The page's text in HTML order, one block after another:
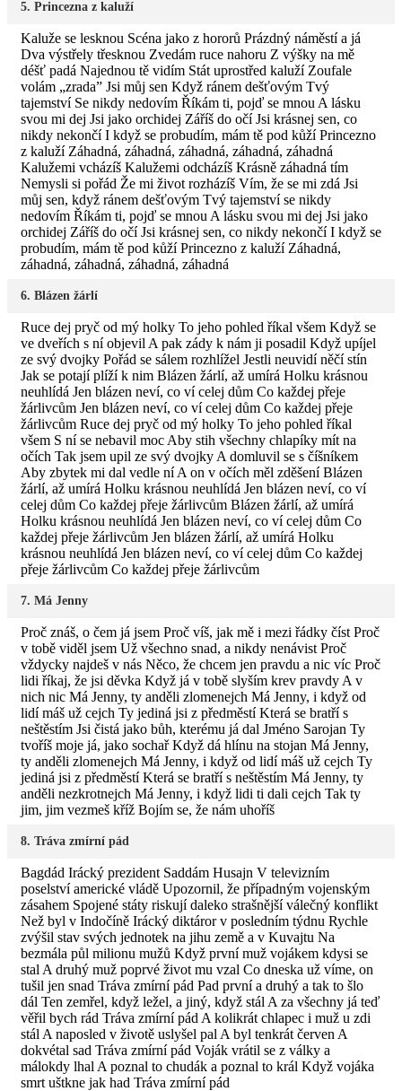
5. Princezna z kaluží
Kaluže se lesknou Scéna jako z hororů Prázdný náměstí a já
Dva výstřely třesknou Zvedám ruce nahoru Z výšky na mě
déšť padá Najednou tě vidím Stát uprostřed kaluží Zoufale
volám „zrada” Jsi můj sen Když ránem dešťovým Tvý
tajemství Se nikdy nedovím Říkám ti, pojď se mnou A lásku
svou mi dej Jsi jako orchidej Záříš do očí Jsi krásnej sen, co
nikdy nekončí I když se probudím, mám tě pod kůží Princezno
z kaluží Záhadná, záhadná, záhadná, záhadná, záhadná
Kalužemi vcházíš Kalužemi odcházíš Krásně záhadná tím
Nemysli si pořád Že mi život rozházíš Vím, že se mi zdá Jsi
můj sen, když ránem dešťovým Tvý tajemství se nikdy
nedovím Říkám ti, pojď se mnou A lásku svou mi dej Jsi jako
orchidej Záříš do očí Jsi krásnej sen, co nikdy nekončí I když se
probudím, mám tě pod kůží Princezno z kaluží Záhadná,
záhadná, záhadná, záhadná, záhadná
6. Blázen žárlí
Ruce dej pryč od mý holky To jeho pohled říkal všem Když se
ve dveřích s ní objevil A pak zády k nám ji posadil Když upíjel
ze svý dvojky Pořád se sálem rozhlížel Jestli neuvidí něčí stín
Jak se potají plíží k nim Blázen žárlí, až umírá Holku krásnou
neuhlídá Jen blázen neví, co ví celej dům Co každej přeje
žárlivcům Jen blázen neví, co ví celej dům Co každej přeje
žárlivcům Ruce dej pryč od mý holky To jeho pohled říkal
všem S ní se nebavil moc Aby stih všechny chlapíky mít na
očích Tak jsem upil ze svý dvojky A domluvil se s číšníkem
Aby zbytek mi dal vedle ní A on v očích měl zděšení Blázen
žárlí, až umírá Holku krásnou neuhlídá Jen blázen neví, co ví
celej dům Co každej přeje žárlivcům Blázen žárlí, až umírá
Holku krásnou neuhlídá Jen blázen neví, co ví celej dům Co
každej přeje žárlivcům Jen blázen žárlí, až umírá Holku
krásnou neuhlídá Jen blázen neví, co ví celej dům Co každej
přeje žárlivcům Co každej přeje žárlivcům
7. Má Jenny
Proč znáš, o čem já jsem Proč víš, jak mě i mezi řádky číst Proč
v tobě viděl jsem Už všechno snad, a nikdy nenávist Proč
vždycky najdeš v nás Něco, že chcem jen pravdu a nic víc Proč
lidi říkaj, že jsi děvka Když já v tobě slyším krev pravdy A v
nich nic Má Jenny, ty anděli zlomenejch Má Jenny, i když od
lidí máš už cejch Ty jediná jsi z předměstí Která se bratří s
neštěstím Jsi čistá jako bůh, kterému já dal Jméno Sarojan Ty
tvoříš moje já, jako sochař Když dá hlínu na stojan Má Jenny,
ty anděli zlomenejch Má Jenny, i když od lidí máš už cejch Ty
jediná jsi z předměstí Která se bratří s neštěstím Má Jenny, ty
anděli nezkrotnejch Má Jenny, i když lidi ti dali cejch Tak ty
jim, jim vezmeš kříž Bojím se, že nám uhoříš
8. Tráva zmírní pád
Bagdád Irácký prezident Saddám Husajn V televizním
poselství americké vládě Upozornil, že případným vojenským
zásahem Spojené státy riskují daleko strašnější válečný konflikt
Než byl v Indočíně Irácký diktáror v posledním týdnu Rychle
zvýšil stav svých jednotek na jihu země a v Kuvajtu Na
bezmála půl milionu mužů Když první muž vojákem kdysi se
stal A druhý muž poprvé život mu vzal Co dneska už víme, on
tušil jen snad Tráva zmírní pád Pad první a druhý a tak to šlo
dál Ten zemřel, když ležel, a jiný, když stál A za všechny já teď
věřil bych rád Tráva zmírní pád A kolikrát chlapec i muž u zdi
stál A naposled v životě uslyšel pal A byl tenkrát červen A
dokvétal sad Tráva zmírní pád Voják vrátil se z války a
málokdy lhal A poznal to chudák a poznal to král Když vojáka
smrt uštkne jak had Tráva zmírní pád